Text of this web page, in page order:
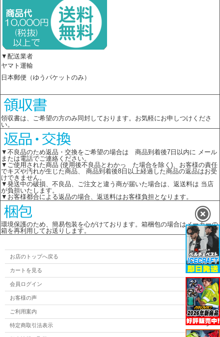
▼配送業者
ヤマト運輸
日本郵便（ゆうパケットのみ）
領収書は、ご希望の方のみ同封しております。お気軽にお申しつけくださ
い。
▼不良品のため返品・交換をご希望の場合は 商品到着後7日以内に メール
または電話でご連絡ください。
▼ご使用された商品 (使用後不良品とわかっ た場合を除く)、お客様の責任
でキズや汚れが生じた商品、 商品到着後8日以上経過した商品の返品はお受
けできません。
▼発送中の破損、不良品、ご注文と違う商が届いた場合は、返送料は 当店
が負担いたします。
▼お客様都合による返品の場合、返送料はお客様負担となります。
環境保護のため、簡易包装を心がけております。箱梱包の場合はメーカーの
箱を再利用してお送りします。
お店のトップへ戻る
カートを見る
会員ログイン
お客様の声
ご利用案内
特定商取引法表示